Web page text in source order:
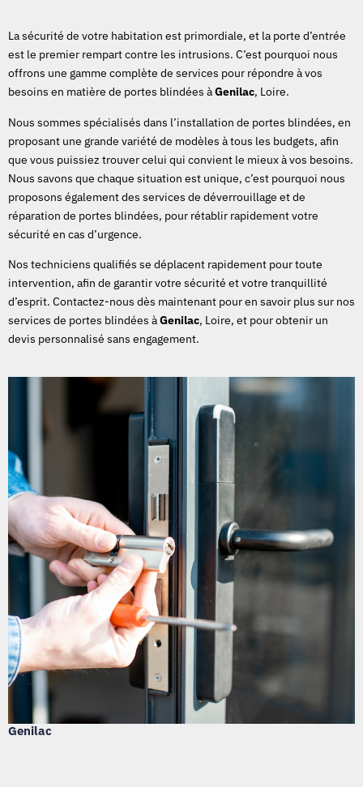
La sécurité de votre habitation est primordiale, et la porte d’entrée
est le premier rempart contre les intrusions. C’est pourquoi nous
offrons une gamme complète de services pour répondre à vos
besoins en matière de portes blindées àGenilac, Loire.
Nous sommes spécialisés dans l’installation de portes blindées, en
proposant une grande variété de modèles à tous les budgets, afin
que vous puissiez trouver celui qui convient le mieux à vos besoins.
Nous savons que chaque situation est unique, c’est pourquoi nous
proposons également des services de déverrouillage et de
réparation de portes blindées, pour rétablir rapidement votre
sécurité en cas d’urgence.
Nos techniciens qualifiés se déplacent rapidement pour toute
intervention, afin de garantir votre sécurité et votre tranquillité
d’esprit. Contactez-nous dès maintenant pour en savoir plus sur nos
services de portes blindées àGenilac, Loire, et pour obtenir un
devis personnalisé sans engagement.
Genilac